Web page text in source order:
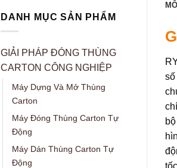
DANH MỤC SẢN PHẨM
GIẢI PHÁP ĐÓNG THÙNG
CARTON CÔNG NGHIỆP
Máy Dựng Và Mở Thùng
Carton
Máy Đóng Thùng Carton Tự
Động
Máy Dán Thùng Carton Tự
Động
số